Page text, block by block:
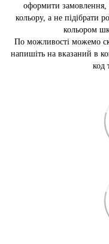
оформити замовлення,
кольору, а не підібрати
кольором
По можливості можемо
напишіть на вказаний в
код